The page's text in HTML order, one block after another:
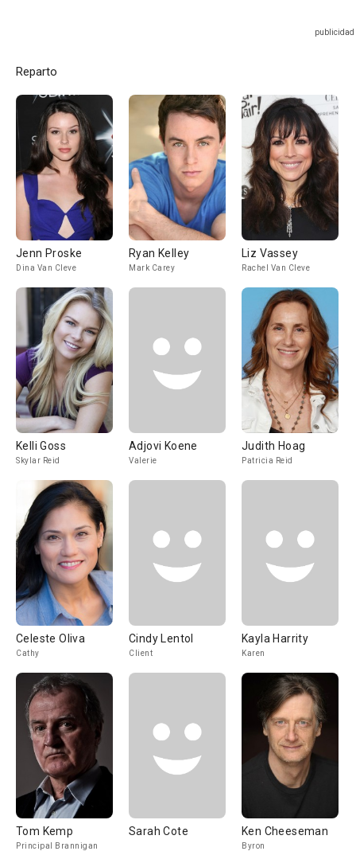
Reparto
Jenn Proske
Dina Van Cleve
Ryan Kelley
Mark Carey
Liz Vassey
Rachel Van Cleve
Kelli Goss
Skylar Reid
Adjovi Koene
Valerie
Judith Hoag
Patricia Reid
Celeste Oliva
Cathy
Cindy Lentol
Client
Kayla Harrity
Karen
Tom Kemp
Principal Brannigan
Sarah Cote Ken Cheeseman
Byron